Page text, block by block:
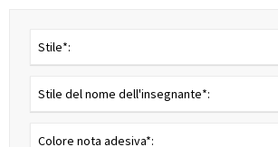
Stile*:
Stile del nome dell'insegnante*:
Colore nota adesiva*: